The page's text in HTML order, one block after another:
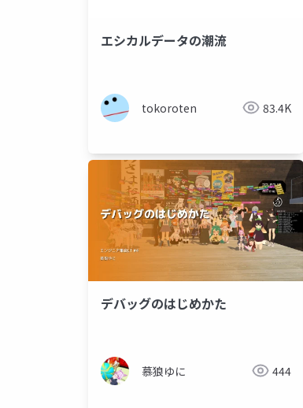
エシカルデータの潮流
tokoroten 83.4K
デバッグのはじめかた
慕狼ゆに 444